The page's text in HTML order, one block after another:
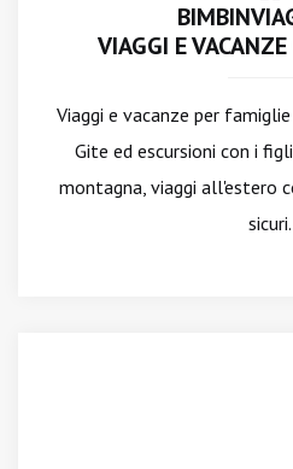
VIAGGI E
Viaggi e vacanze per
Gite ed escursioni con i
montagna, viaggi all'estero
sicuri.